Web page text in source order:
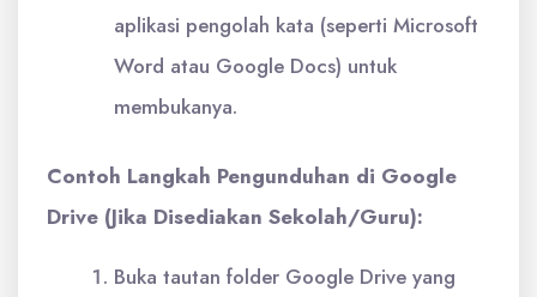
aplikasi pengolah kata (seperti Microsoft
Word atau Google Docs) untuk
membukanya.
Contoh Langkah Pengunduhan di Google
Drive (Jika Disediakan Sekolah/Guru):
Buka tautan folder Google Drive yang